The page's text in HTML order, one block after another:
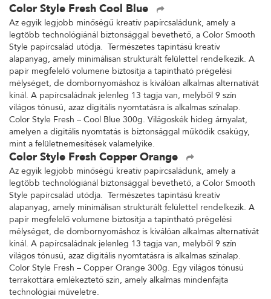
Color Style Fresh Cool Blue
Az egyik legjobb minőségű kreatív papírcsaládunk, amely a
legtöbb technológiánál biztonsággal bevethető, a Color Smooth
Style papírcsalád utódja. Természetes tapintású kreatív
alapanyag, amely minimálisan strukturált felülettel rendelkezik. A
papír megfelelő volumene biztosítja a tapintható prégelési
mélységet, de dombornyomáshoz is kiválóan alkalmas alternatívát
kínál. A papírcsaládnak jelenleg 13 tagja van, melyből 9 szín
világos tónusú, azaz digitális nyomtatásra is alkalmas színalap.
Color Style Fresh – Cool Blue 300g. Világoskék hideg árnyalat,
amelyen a digitális nyomtatás is biztonsággal működik csakúgy,
mint a felületnemesítések valamelyike.
Color Style Fresh Copper Orange
Az egyik legjobb minőségű kreatív papírcsaládunk, amely a
legtöbb technológiánál biztonsággal bevethető, a Color Smooth
Style papírcsalád utódja. Természetes tapintású kreatív
alapanyag, amely minimálisan strukturált felülettel rendelkezik. A
papír megfelelő volumene biztosítja a tapintható prégelési
mélységet, de dombornyomáshoz is kiválóan alkalmas alternatívát
kínál. A papírcsaládnak jelenleg 13 tagja van, melyből 9 szín
világos tónusú, azaz digitális nyomtatásra is alkalmas színalap.
Color Style Fresh – Copper Orange 300g. Egy világos tónusú
terrakottára emlékeztető szín, amely alkalmas mindenfajta
technológiai műveletre.